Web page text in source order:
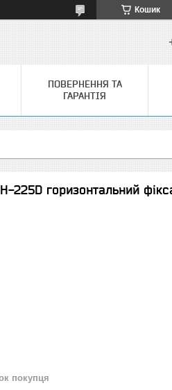
Кошик
ПОВЕРНЕННЯ ТА
ГАРАНТІЯ
225D горизонтальний
покупця